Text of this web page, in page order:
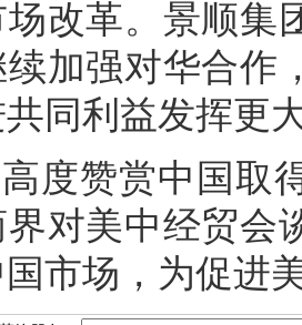
场改革。景顺集
加强对华合作
同利益发挥更
度赞赏中国取
对美中经贸会
市场，为促进